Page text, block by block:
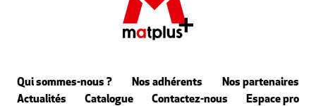
Qui sommes-nous ? Nos adhérents
Nos partenaires
Actualités
Catalogue Contactez-nous Espace pro